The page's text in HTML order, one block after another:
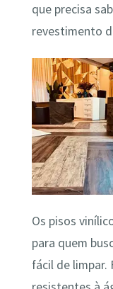
que precisa
revestimento
Os pisos
para quem
fácil de limpar.